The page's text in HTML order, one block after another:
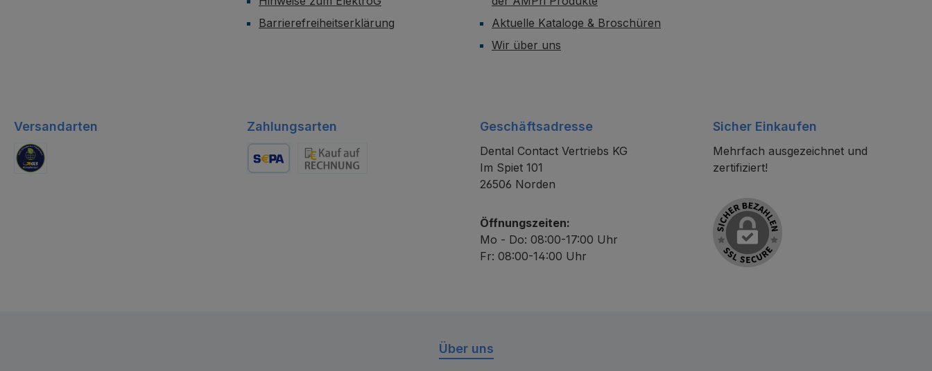
Barrierefreiheitserklärung
Aktuelle Kataloge & Broschüren
Wir über uns
Versandarten Zahlungsarten Geschäftsadresse
Dental Contact Vertriebs KG
Im Spiet 101
26506 Norden
Öffnungszeiten:
Mo - Do: 08:00-17:00 Uhr
Fr: 08:00-14:00 Uhr
Sicher Einkaufen
Mehrfach ausgezeichnet und
zertifiziert!
Über uns